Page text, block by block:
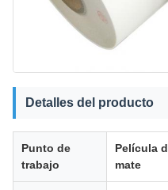
Detalles del producto
Punto de
trabajo
Película
mate